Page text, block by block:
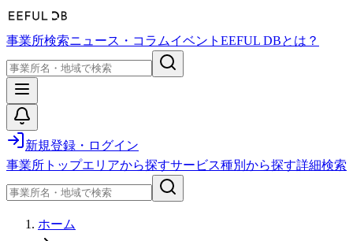
事業所検索ニュース・コラムイベント EEFUL DBとは？
新規登録・ログイン
事業所トップエリアから探すサービス種別から探す詳細検索
ホーム